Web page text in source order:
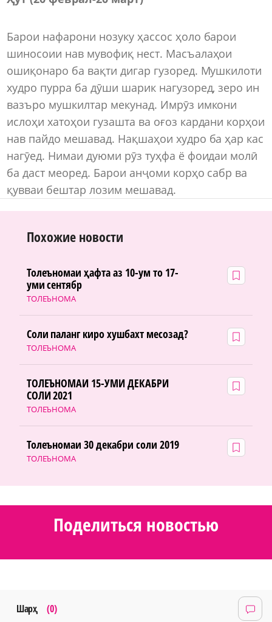
Барои нафарони нозуку ҳассос ҳоло барои
шиносоии нав мувофиқ нест. Масъалаҳои
ошиқонаро ба вақти дигар гузоред. Мушкилоти
худро пурра ба дӯши шарик нагузоред, зеро ин
вазъро мушкилтар мекунад. Имрӯз имкони
ислоҳи хатоҳои гузашта ва оғоз кардани корҳои
нав пайдо мешавад. Нақшаҳои худро ба ҳар кас
нагӯед. Нимаи дуюми рӯз туҳфа ё фоидаи молӣ
ба даст меоред. Барои анҷоми корҳо сабр ва
қувваи бештар лозим мешавад.
Похожие новости
ТОЛЕЪНОМА
Толеъномаи ҳафта аз 10-ум то 17-
уми сентябр
ТОЛЕЪНОМА
Соли паланг киро хушбахт месозад?
ТОЛЕЪНОМА
ТОЛЕЪНОМАИ 15-УМИ ДЕКАБРИ
СОЛИ 2021
ТОЛЕЪНОМА
Толеъномаи 30 декабри соли 2019
Поделиться новостью
Шарҳ (0)